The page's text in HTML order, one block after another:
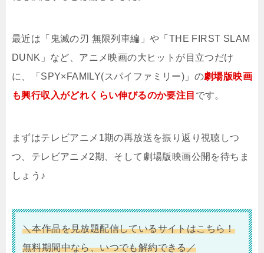
最近は「鬼滅の刃 無限列車編」や「THE FIRST SLAM
DUNK」など、アニメ映画の大ヒットが目立つだけ
に、「SPY×FAMILY(スパイファミリー)」の劇場版映画
も興行収入がどれくらい伸びるのか要注目 です。
まずはテレビアニメ1期の再放送を振り返り視聴しつ
つ、テレビアニメ2期、そして劇場版映画公開を待ちま
しょう♪
＼本作品を見放題配信しているサイトはこちら！
無料期間中なら、いつでも解約できる／